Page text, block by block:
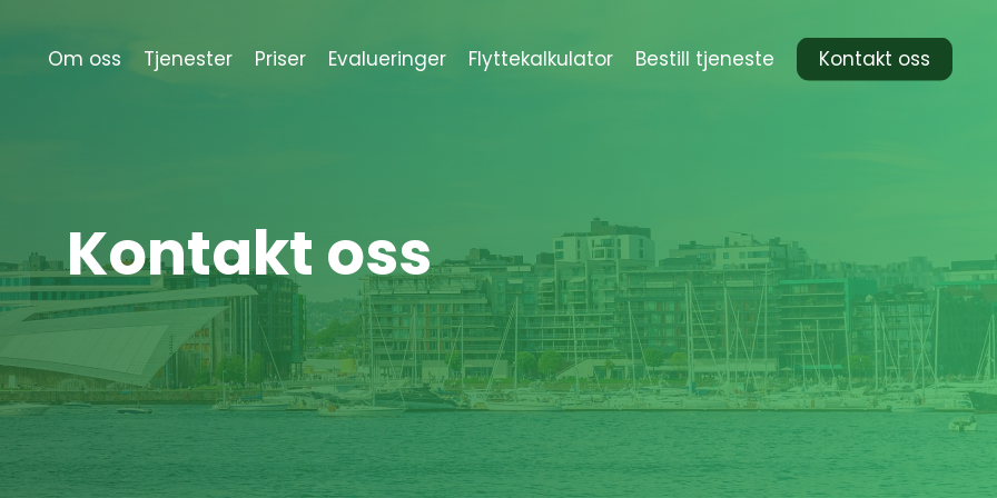
Om oss Tjenester Priser Evalueringer Flyttekalkulator Bestill tjeneste Kontakt oss
Kontaktoss